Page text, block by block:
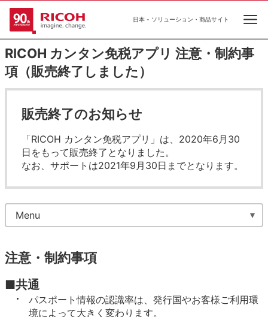
日本 - ソリューション・商品サイト
RICOH カンタン免税アプリ 注意・制約事
項（販売終了しました）
販売終了のお知らせ
「RICOH カンタン免税アプリ」は、2020年6月30
日をもって販売終了となりました。
なお、サポートは2021年9月30日までとなります。
Menu
注意・制約事項
■共通
パスポート情報の認識率は、発行国やお客様ご利用環
境によって大きく変わります。